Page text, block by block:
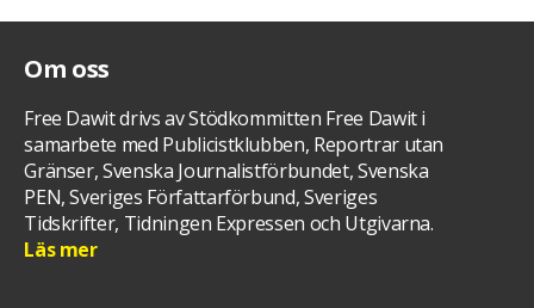
Om oss
Free Dawit drivs av Stödkommitten Free Dawit i
samarbete med Publicistklubben, Reportrar utan
Gränser, Svenska Journalistförbundet, Svenska
PEN, Sveriges Författarförbund, Sveriges
Tidskrifter, Tidningen Expressen och Utgivarna.
Läs mer